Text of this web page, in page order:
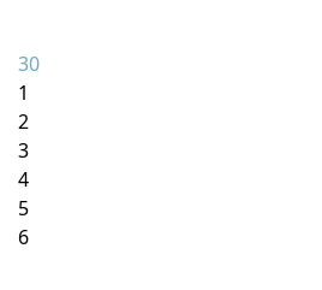
30
1
2
3
4
5
6